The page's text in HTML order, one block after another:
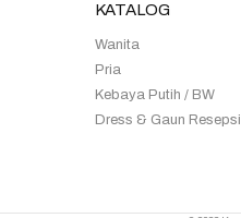
KATALOG
Wanita
Pria
Kebaya Putih / BW
Dress & Gaun Resepsi